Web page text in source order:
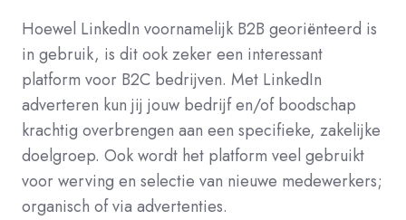
Hoewel LinkedIn voornamelijk B2B georiënteerd is
in gebruik, is dit ook zeker een interessant
platform voor B2C bedrijven. Met LinkedIn
adverteren kun jij jouw bedrijf en/of boodschap
krachtig overbrengen aan een specifieke, zakelijke
doelgroep. Ook wordt het platform veel gebruikt
voor werving en selectie van nieuwe medewerkers;
organisch of via advertenties.